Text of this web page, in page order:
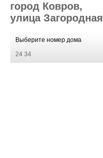
город Ковров,
улица Загородная
Выберите номер дома
24 34